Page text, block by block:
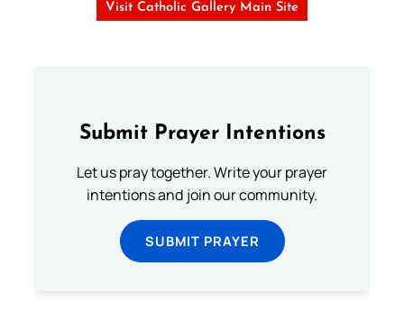
Visit Catholic Gallery Main Site
Submit Prayer Intentions
Let us pray together. Write your prayer
intentions and join our community.
SUBMIT PRAYER